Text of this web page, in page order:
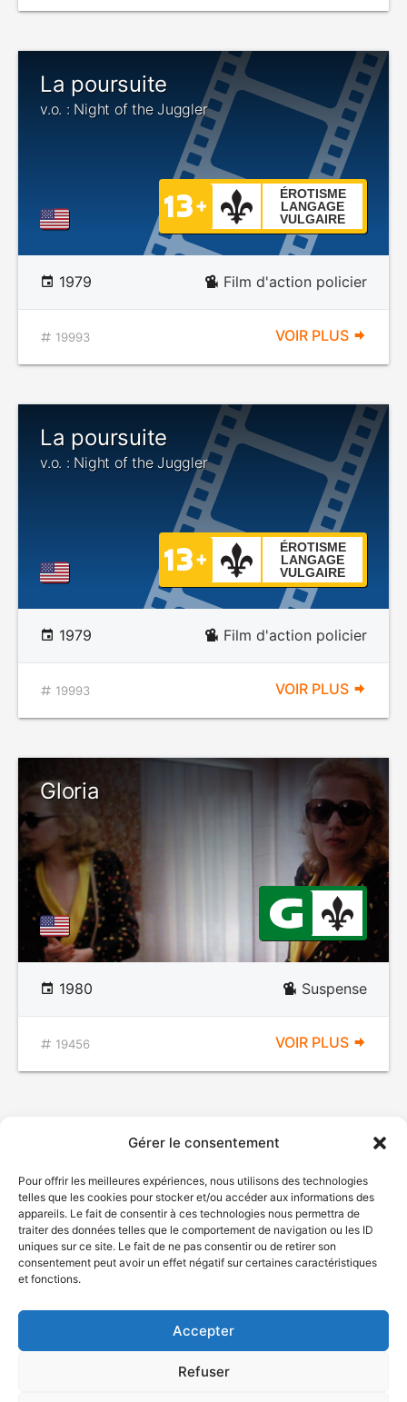
Gérer le consentement
Pour offrir les meilleures expériences, nous utilisons des technologies
telles que les cookies pour stocker et/ou accéder aux informations des
appareils. Le fait de consentir à ces technologies nous permettra de
traiter des données telles que le comportement de navigation ou les ID
uniques sur ce site. Le fait de ne pas consentir ou de retirer son
consentement peut avoir un effet négatif sur certaines caractéristiques
et fonctions.
Accepter
Refuser
La poursuite
v.o. : Night of the Juggler
ÉROTISME
LANGAGE
VULGAIRE
1979 Film d'action policier
19993 VOIR PLUS
La poursuite
v.o. : Night of the Juggler
ÉROTISME
LANGAGE
VULGAIRE
1979 Film d'action policier
19993 VOIR PLUS
Gloria
1980 Suspense
19456 VOIR PLUS
© Gouvernement du Québec, 2026
Plan du site
Accessibilité
Accès à l'information
Déclaration de services